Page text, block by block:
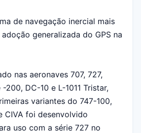
de navegação inercial mais
generalizada do GPS na
nas aeronaves 707, 727,
200, DC-10 e L-1011 Tristar,
variantes do 747-100,
CIVA foi desenvolvido
uso com a série 727 no